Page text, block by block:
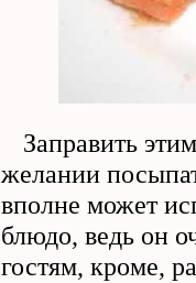
Заправить
желании
вполне может
блюдо, ведь он
гостям, кроме,